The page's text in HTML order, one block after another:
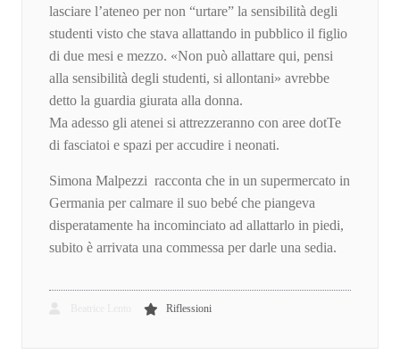
lasciare l’ateneo per non “urtare” la sensibilità degli
studenti visto che stava allattando in pubblico il figlio
di due mesi e mezzo. «Non può allattare qui, pensi
alla sensibilità degli studenti, si allontani» avrebbe
detto la guardia giurata alla donna.
Ma adesso gli atenei si attrezzeranno con aree dotTe
di fasciatoi e spazi per accudire i neonati.
Simona Malpezzi racconta che in un supermercato in
Germania per calmare il suo bebé che piangeva
disperatamente ha incominciato ad allattarlo in piedi,
subito è arrivata una commessa per darle una sedia.
Riflessioni